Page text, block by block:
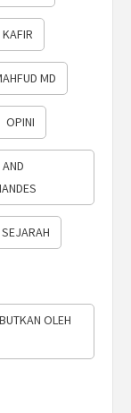
KAFIR
MD
OPINI
SEJARAH
OLEH